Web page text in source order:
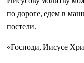
по дороге, едем в
постели.
«Господи, Иисусе